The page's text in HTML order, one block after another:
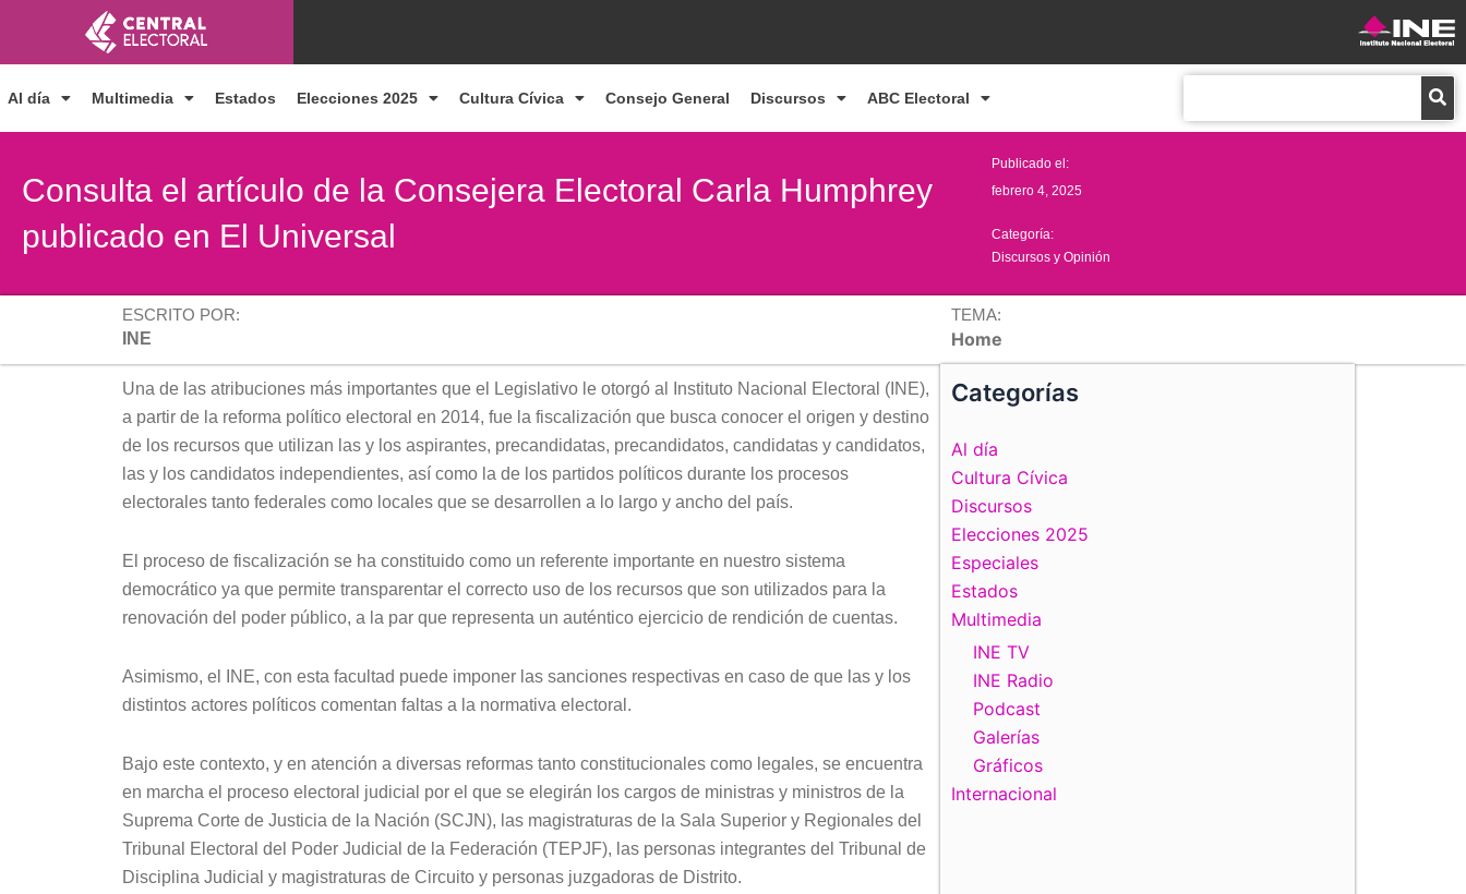
contenido
Al día Multimedia Estados Elecciones 2025 Cultura Cívica Consejo General Discursos ABC Electoral
Consulta el artículo de la Consejera Electoral Carla Humphrey
publicado en El Universal
Publicado el:
febrero 4, 2025
Categoría:
Discursos y Opinión
ESCRITO POR:
INE
TEMA:
Home
Una de las atribuciones más importantes que el Legislativo le otorgó al Instituto Nacional Electoral (INE),
a partir de la reforma político electoral en 2014, fue la fiscalización que busca conocer el origen y destino
de los recursos que utilizan las y los aspirantes, precandidatas, precandidatos, candidatas y candidatos,
las y los candidatos independientes, así como la de los partidos políticos durante los procesos
electorales tanto federales como locales que se desarrollen a lo largo y ancho del país.
El proceso de fiscalización se ha constituido como un referente importante en nuestro sistema
democrático ya que permite transparentar el correcto uso de los recursos que son utilizados para la
renovación del poder público, a la par que representa un auténtico ejercicio de rendición de cuentas.
Asimismo, el INE, con esta facultad puede imponer las sanciones respectivas en caso de que las y los
distintos actores políticos comentan faltas a la normativa electoral.
Bajo este contexto, y en atención a diversas reformas tanto constitucionales como legales, se encuentra
en marcha el proceso electoral judicial por el que se elegirán los cargos de ministras y ministros de la
Suprema Corte de Justicia de la Nación (SCJN), las magistraturas de la Sala Superior y Regionales del
Tribunal Electoral del Poder Judicial de la Federación (TEPJF), las personas integrantes del Tribunal de
Disciplina Judicial y magistraturas de Circuito y personas juzgadoras de Distrito.
Categorías
Al día
Cultura Cívica
Discursos
Elecciones 2025
Especiales
Estados
Multimedia
INE TV
INE Radio
Podcast
Galerías
Gráficos
Internacional